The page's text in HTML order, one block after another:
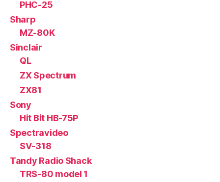
PHC-25
Sharp
MZ-80K
Sinclair
QL
ZX Spectrum
ZX81
Sony
Hit Bit HB-75P
Spectravideo
SV-318
Tandy Radio Shack
TRS-80 model 1